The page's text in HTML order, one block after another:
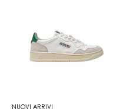
NUOVI ARRIVI